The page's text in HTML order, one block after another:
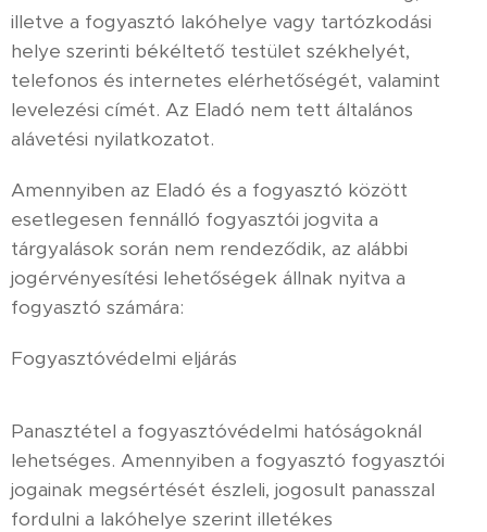
illetve a fogyasztó lakóhelye vagy tartózkodási
helye szerinti békéltető testület székhelyét,
telefonos és internetes elérhetőségét, valamint
levelezési címét. Az Eladó nem tett általános
alávetési nyilatkozatot.
Amennyiben az Eladó és a fogyasztó között
esetlegesen fennálló fogyasztói jogvita a
tárgyalások során nem rendeződik, az alábbi
jogérvényesítési lehetőségek állnak nyitva a
fogyasztó számára:
Fogyasztóvédelmi eljárás
Panasztétel a fogyasztóvédelmi hatóságoknál
lehetséges. Amennyiben a fogyasztó fogyasztói
jogainak megsértését észleli, jogosult panasszal
fordulni a lakóhelye szerint illetékes